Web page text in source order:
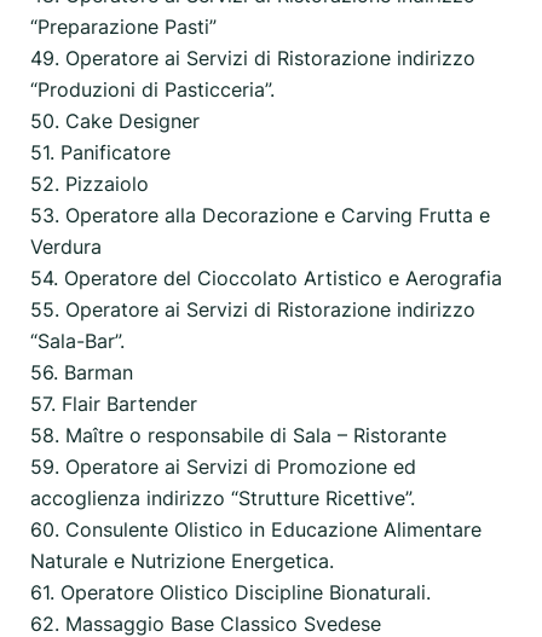
“Preparazione Pasti”
49. Operatore ai Servizi di Ristorazione indirizzo
“Produzioni di Pasticceria”.
50. Cake Designer
51. Panificatore
52. Pizzaiolo
53. Operatore alla Decorazione e Carving Frutta e
Verdura
54. Operatore del Cioccolato Artistico e Aerografia
55. Operatore ai Servizi di Ristorazione indirizzo
“Sala-Bar”.
56. Barman
57. Flair Bartender
58. Maître o responsabile di Sala – Ristorante
59. Operatore ai Servizi di Promozione ed
accoglienza indirizzo “Strutture Ricettive”.
60. Consulente Olistico in Educazione Alimentare
Naturale e Nutrizione Energetica.
61. Operatore Olistico Discipline Bionaturali.
62. Massaggio Base Classico Svedese